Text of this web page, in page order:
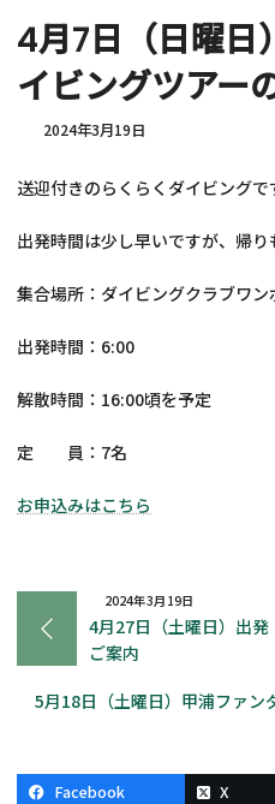
4月7日（日曜日
イビングツアー
2024年3月19日
送迎付きのらくらくダイビングで
出発時間は少し早いですが、帰り
集合場所：ダイビングクラブワン
出発時間：6:00
解散時間：16:00頃を予定
定 員：7名
お申込みはこちら
2024年3月19日
4月27日（土曜日）出
ご案内
5月18日（土曜日）甲浦ファン
Facebook X